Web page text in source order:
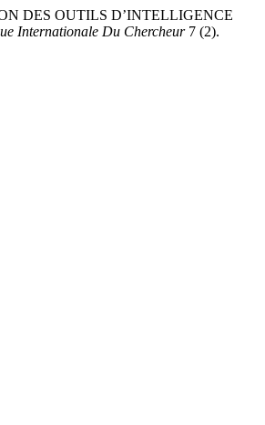
DES OUTILS D’INTELLIGENCE
Internationale Du Chercheur7 (2).